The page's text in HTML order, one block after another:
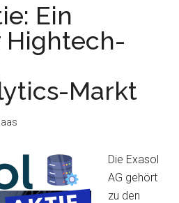
Ein
Hightech-
Markt
Die Exasol
AG gehört
zu den